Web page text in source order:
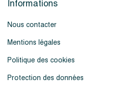
Informations
Nous contacter
Mentions légales
Politique des cookies
Protection des données